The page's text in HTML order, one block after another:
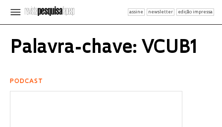
assine newsletter edição impressa
Palavra-chave: VCUB1
PODCAST